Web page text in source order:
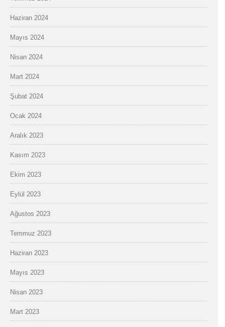
Haziran 2024
Mayıs 2024
Nisan 2024
Mart 2024
Şubat 2024
Ocak 2024
Aralık 2023
Kasım 2023
Ekim 2023
Eylül 2023
Ağustos 2023
Temmuz 2023
Haziran 2023
Mayıs 2023
Nisan 2023
Mart 2023